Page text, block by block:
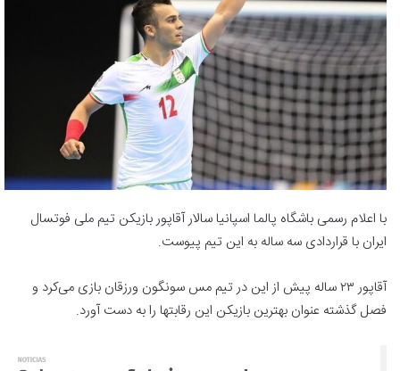
با اعلام رسمی باشگاه پالما اسپانیا سالار آقاپور بازیکن تیم ملی فوتسال
ایران با قراردادی سه ساله به این تیم پیوست.
آقاپور ۲۳ ساله پیش از این در تیم مس سونگون ورزقان بازی می‌کرد و
فصل گذشته عنوان بهترین بازیکن این رقابتها را به دست آورد.